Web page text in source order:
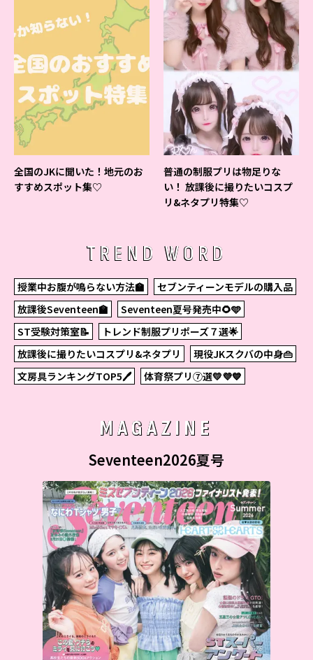
全国のJKに聞いた！地元のお
すすめスポット集♡
普通の制服プリは物足りな
い！ 放課後に撮りたいコスプ
リ&ネタプリ特集♡
TREND WORD
授業中お腹が鳴らない方法🏫
セブンティーンモデルの購入品
放課後Seventeen🏫
Seventeen夏号発売中🌻🩵
ST受験対策室📝
トレンド制服プリポーズ７選🌟
放課後に撮りたいコスプリ&ネタプリ
現役JKスクバの中身👜
文房具ランキングTOP5🖊
体育祭プリ⑦選💛💜💙
MAGAZINE
Seventeen2026夏号